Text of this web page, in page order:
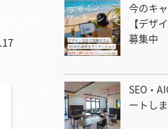
今のキ
【デザ
募集中
SEO・
ートし